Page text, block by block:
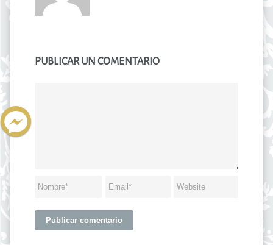
PUBLICAR UN COMENTARIO